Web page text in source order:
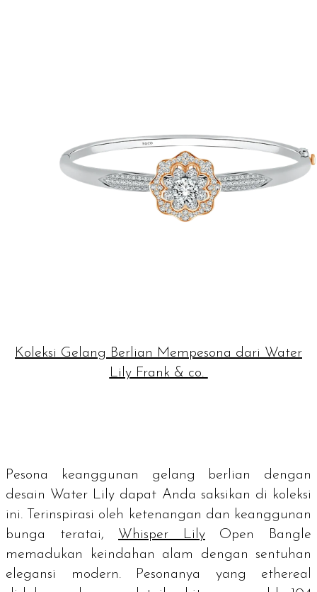
Koleksi Gelang Berlian Mempesona dari Water
Lily Frank & co.
Pesona keanggunan gelang berlian dengan
desain Water Lily dapat Anda saksikan di koleksi
ini. Terinspirasi oleh ketenangan dan keanggunan
bunga teratai, Whisper LilyOpen Bangle
memadukan keindahan alam dengan sentuhan
elegansi modern. Pesonanya yang ethereal